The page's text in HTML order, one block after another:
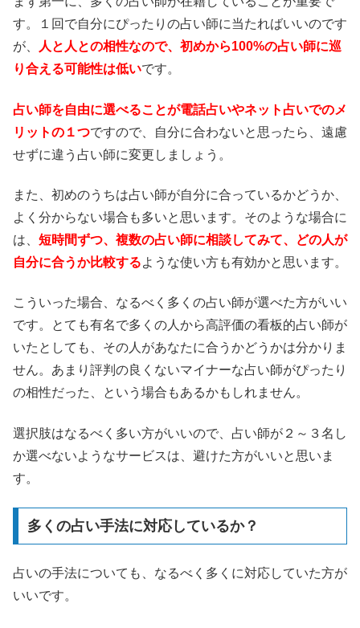
す。１回で自分にぴったりの占い師に当たればいいのです
が、
人と人との相性なので、初めから100%の占い師に巡
り合える可能性は低いです。
占い師を自由に選べることが電話占いやネット占いでのメ
リットの１つですので、自分に合わないと思ったら、遠慮
せずに違う占い師に変更しましょう。
また、初めのうちは占い師が自分に合っているかどうか、
よく分からない場合も多いと思います。そのような場合に
は、 短時間ずつ、複数の占い師に相談してみて、どの人が
自分に合うか比較するような使い方も有効かと思います。
こういった場合、なるべく多くの占い師が選べた方がいい
です。とても有名で多くの人から高評価の看板的占い師が
いたとしても、その人があなたに合うかどうかは分かりま
せん。あまり評判の良くないマイナーな占い師がぴったり
の相性だった、という場合もあるかもしれません。
選択肢はなるべく多い方がいいので、占い師が２～３名し
か選べないようなサービスは、避けた方がいいと思いま
す。
多くの占い手法に対応しているか？
占いの手法についても、なるべく多くに対応していた方が
いいです。